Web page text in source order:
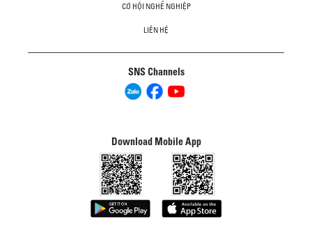
CƠ HỘI NGHỀ NGHIỆP
LIÊN HỆ
SNS Channels
Download Mobile App